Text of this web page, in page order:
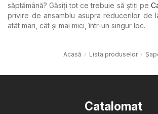
săptămână? Găsiți tot ce trebuie să știți pe
privire de ansamblu asupra reducerilor de
atât mari, cât și mai mici, într-un singur loc.
Acasă Lista produselor
Catalomat